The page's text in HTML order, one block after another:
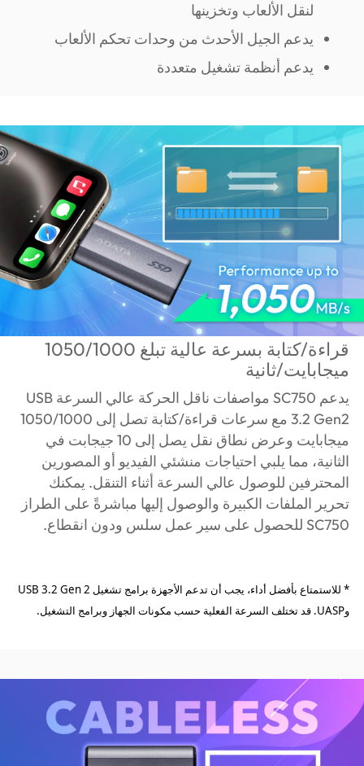
لنقل الألعاب وتخزينها
يدعم الجيل الأحدث من وحدات تحكم الألعاب
يدعم أنظمة تشغيل متعددة
قراءة/كتابة بسرعة عالية تبلغ 1050/1000
ميجابايت/ثانية
يدعم SC750 مواصفات ناقل الحركة عالي السرعة USB
3.2 Gen2 مع سرعات قراءة/كتابة تصل إلى 1050/1000
ميجابايت وعرض نطاق نقل يصل إلى 10 جيجابت في
الثانية، مما يلبي احتياجات منشئي الفيديو أو المصورين
المحترفين للوصول عالي السرعة أثناء التنقل. يمكنك
تحرير الملفات الكبيرة والوصول إليها مباشرةً على الطراز
SC750 للحصول على سير عمل سلس ودون انقطاع.
* للاستمتاع بأفضل أداء، يجب أن تدعم الأجهزة برامج تشغيل USB 3.2 Gen 2
وUASP. قد تختلف السرعة الفعلية حسب مكونات الجهاز وبرامج التشغيل.